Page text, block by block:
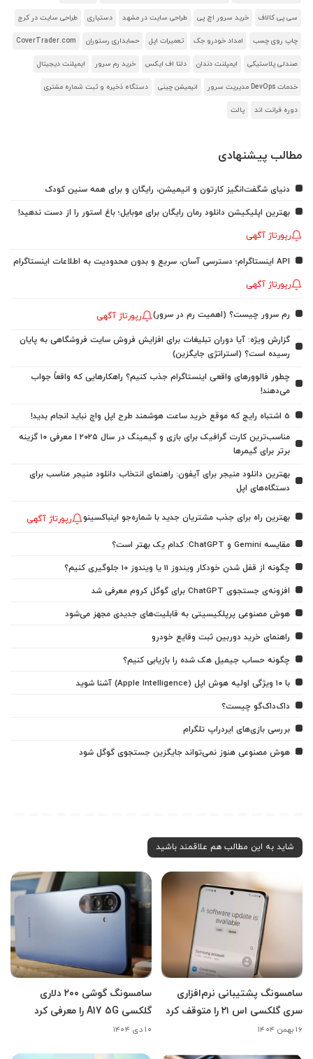
سی پی کالاف خرید سرور اچ پی طراحی سایت در مشهد دستیاری طراحی سایت در کرج
چاپ روی چسب امداد خودرو جک تعمیرات اپل حسابداری رستوران CoverTrader.com
صندلی پلاستیکی ایمپلنت دندان دلتا اف ایکس خرید رم سرور ایمپلنت دیجیتال
خدمات DevOps مدیریت سرور انیمیشن چینی دستگاه ذخیره و ثبت شماره مشتری
دوره فرانت اند پالت
مطالب پیشنهادی
دنیای شگفت‌انگیز کارتون و انیمیشن، رایگان و برای همه سنین کودک
بهترین اپلیکیشن دانلود رمان رایگان برای موبایل؛ باغ استور را از دست ندهید!
رپورتاژ آگهی
API اینستاگرام؛ دسترسی آسان، سریع و بدون محدودیت به اطلاعات اینستاگرام
رپورتاژ آگهی
رم سرور چیست؟ (اهمیت رم در سرور) رپورتاژ آگهی
گزارش ویژه: آیا دوران تبلیغات برای افزایش فروش سایت فروشگاهی به پایان
رسیده است؟ (استراتژی جایگزین)
چطور فالوورهای واقعی اینستاگرام جذب کنیم؟ راهکارهایی که واقعاً جواب
می‌دهند!
5 اشتباه رایج که موقع خرید ساعت هوشمند طرح اپل واچ نباید انجام بدید!
مناسب‌ترین کارت گرافیک برای بازی و گیمینگ در سال ۲۰۲۵ | معرفی ۱۰ گزینه
برتر برای گیمرها
بهترین دانلود منیجر برای آیفون: راهنمای انتخاب دانلود منیجر مناسب برای
دستگاه‌های اپل
بهترین راه برای جذب مشتریان جدید با شماره‌جو اینباکسینو رپورتاژ آگهی
مقایسه Gemini و ChatGPT: کدام یک بهتر است؟
چگونه از قفل شدن خودکار ویندوز 11 یا ویندوز 10 جلوگیری کنیم؟
افزونه‌ی جستجوی ChatGPT برای گوگل کروم معرفی شد
هوش مصنوعی پرپلکیسیتی به قابلیت‌های جدیدی مجهز می‌شود
راهنمای خرید دوربین ثبت وقایع خودرو
چگونه حساب جیمیل هک شده را بازیابی کنیم؟
با ۱۰ ویژگی اولیه هوش اپل (Apple Intelligence) آشنا شوید
داک‌داک‌گو چیست؟
بررسی بازی‌های ایردراپ تلگرام
هوش مصنوعی هنوز نمی‌تواند جایگزین جستجوی گوگل شود
شاید به این مطالب هم علاقمند باشید
سامسونگ پشتیبانی نرم‌افزاری
سری گلکسی اس ۲۱ را متوقف کرد
۱۶ بهمن ۱۴۰۴
سامسونگ گوشی ۲۰۰ دلاری
گلکسی A17 5G را معرفی کرد
۱۰ دی ۱۴۰۴